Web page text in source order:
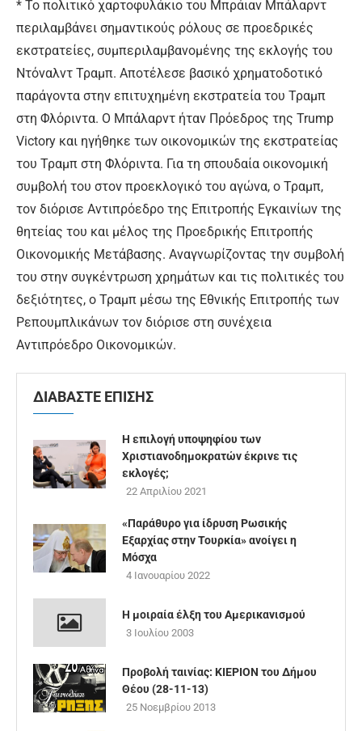
* Το πολιτικό χαρτοφυλάκιο του Μπράιαν Μπάλαρντ
περιλαμβάνει σημαντικούς ρόλους σε προεδρικές
εκστρατείες, συμπεριλαμβανομένης της εκλογής του
Ντόναλντ Τραμπ. Αποτέλεσε βασικό χρηματοδοτικό
παράγοντα στην επιτυχημένη εκστρατεία του Τραμπ
στη Φλόριντα. Ο Μπάλαρντ ήταν Πρόεδρος της Trump
Victory και ηγήθηκε των οικονομικών της εκστρατείας
του Τραμπ στη Φλόριντα. Για τη σπουδαία οικονομική
συμβολή του στον προεκλογικό του αγώνα, ο Τραμπ,
τον διόρισε Αντιπρόεδρο της Επιτροπής Εγκαινίων της
θητείας του και μέλος της Προεδρικής Επιτροπής
Οικονομικής Μετάβασης. Αναγνωρίζοντας την συμβολή
του στην συγκέντρωση χρημάτων και τις πολιτικές του
δεξιότητες, ο Τραμπ μέσω της Εθνικής Επιτροπής των
Ρεπουμπλικάνων τον διόρισε στη συνέχεια
Αντιπρόεδρο Οικονομικών.
ΔΙΑΒΑΣΤΕ ΕΠΙΣΗΣ
Η επιλογή υποψηφίου των
Χριστιανοδημοκρατών έκρινε τις
εκλογές;
22 Απριλίου 2021
«Παράθυρο για ίδρυση Ρωσικής
Εξαρχίας στην Τουρκία» ανοίγει η
Μόσχα
4 Ιανουαρίου 2022
Η μοιραία έλξη του Αμερικανισμού
3 Ιουλίου 2003
Προβολή ταινίας: ΚΙΕΡΙΟΝ του Δήμου
Θέου (28-11-13)
25 Νοεμβρίου 2013